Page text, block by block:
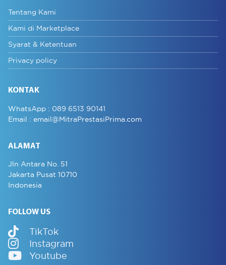
Tentang Kami
Kami di Marketplace
Syarat & Ketentuan
Privacy policy
KONTAK
WhatsApp : 089 6513 90141
Email : email@MitraPrestasiPrima.com
ALAMAT
Jln Antara No. 51
Jakarta Pusat 10710
Indonesia
FOLLOW US
TikTok
Instagram
Youtube